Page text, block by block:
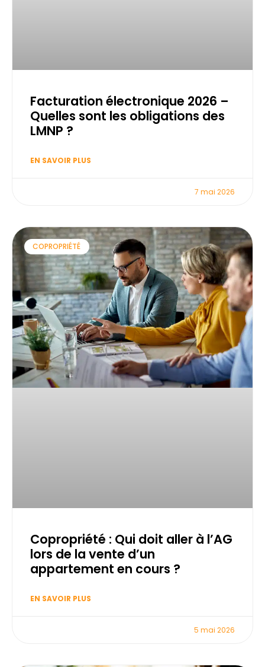
Facturation électronique 2026 –
Quelles sont les obligations des
LMNP ?
EN SAVOIR PLUS
7 mai 2026
COPROPRIÉTÉ
Copropriété : Qui doit aller à l’AG
lors de la vente d’un
appartement en cours ?
EN SAVOIR PLUS
5 mai 2026